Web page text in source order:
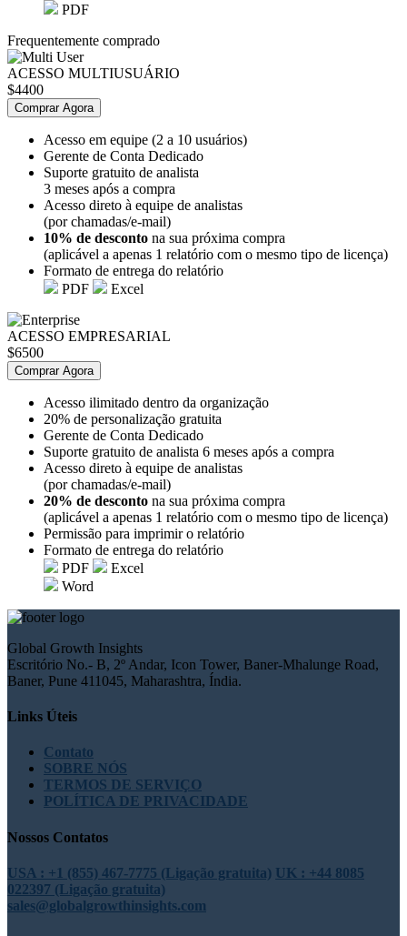
PDF
Frequentemente comprado
ACESSO MULTIUSUÁRIO
$4400
Comprar Agora
Acesso em equipe (2 a 10 usuários)
Gerente de Conta Dedicado
Suporte gratuito de analista
3 meses após a compra
Acesso direto à equipe de analistas
(por chamadas/e-mail)
10% de desconto na sua próxima compra
(aplicável a apenas 1 relatório com o mesmo tipo de licença)
Formato de entrega do relatório
PDF
Excel
ACESSO EMPRESARIAL
$6500
Comprar Agora
Acesso ilimitado dentro da organização
20% de personalização gratuita
Gerente de Conta Dedicado
Suporte gratuito de analista 6 meses após a compra
Acesso direto à equipe de analistas
(por chamadas/e-mail)
20% de desconto na sua próxima compra
(aplicável a apenas 1 relatório com o mesmo tipo de licença)
Permissão para imprimir o relatório
Formato de entrega do relatório
PDF
Excel
Word
Global Growth Insights
Escritório No.- B, 2º Andar, Icon Tower, Baner-Mhalunge Road,
Baner, Pune 411045, Maharashtra, Índia.
Links Úteis
Contato
SOBRE NÓS
TERMOS DE SERVIÇO
POLÍTICA DE PRIVACIDADE
Nossos Contatos
USA : +1 (855) 467-7775 (Ligação gratuita) UK : +44 8085
022397 (Ligação gratuita)
sales@globalgrowthinsights.com